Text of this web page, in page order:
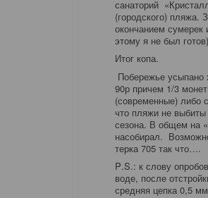
санаторий
(городского) пляжа.
окончанием
этому я не был
Итог копа.
Побережье усыпано
90р причем 1/3
(современные) либо
что пляжи не
сезона. В общем на
насобирал.
терка 705 так что….
P.S.: к слову
воде, после
средняя цепка 0,5